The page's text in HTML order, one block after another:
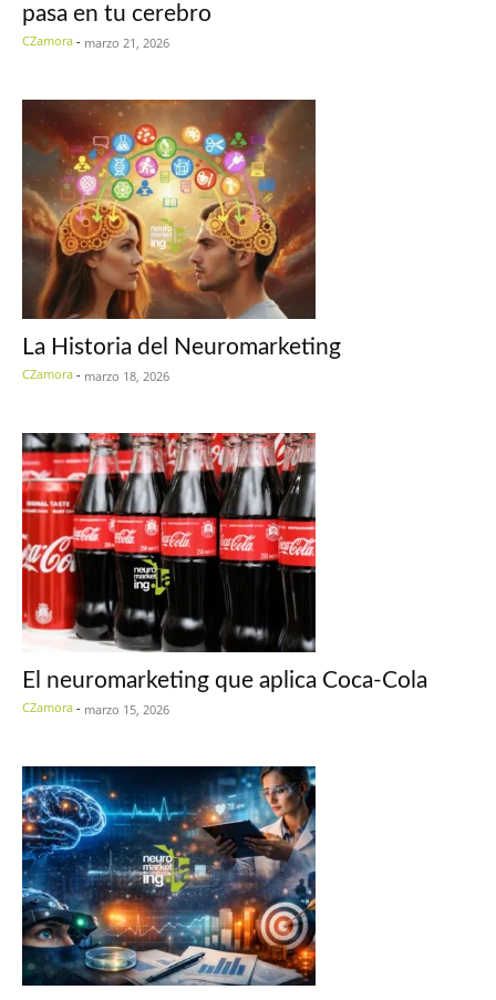
pasa en tu cerebro
CZamora - marzo 21, 2026
La Historia del Neuromarketing
CZamora - marzo 18, 2026
El neuromarketing que aplica Coca-Cola
CZamora - marzo 15, 2026